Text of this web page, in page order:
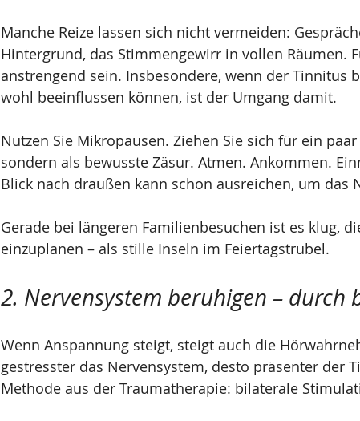
Manche Reize lassen sich nicht vermeiden:
Hintergrund, das Stimmengewirr in vollen Räumen.
anstrengend sein. Insbesondere, wenn der Tinnitus
wohl beeinflussen können, ist der Umgang damit.
Nutzen Sie Mikropausen. Ziehen Sie sich für ein
sondern als bewusste Zäsur. Atmen. Ankommen.
Blick nach draußen kann schon ausreichen, um das
Gerade bei längeren Familienbesuchen ist es klug,
einzuplanen – als stille Inseln im Feiertagstrubel.
2. Nervensystem beruhigen – durch
Wenn Anspannung steigt, steigt auch die
gestresster das Nervensystem, desto präsenter der
Methode aus der Traumatherapie: bilaterale